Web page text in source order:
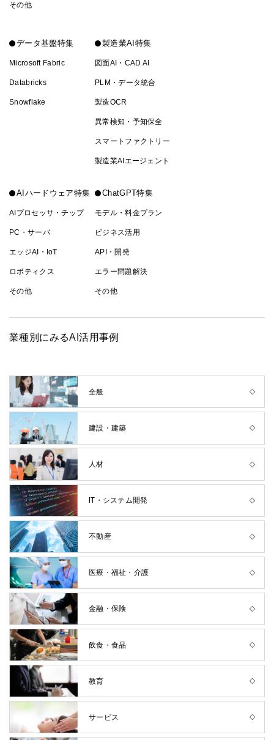
その他
データ基盤特集
Microsoft Fabric
Databricks
Snowflake
製造業AI特集
図面AI・CAD AI
PLM・データ統合
製造OCR
異常検知・予知保全
スマートファクトリー
製造業AIエージェント
AIハードウェア特集
AIプロセッサ・チップ
PC・サーバ
エッジAI・IoT
ロボティクス
その他
ChatGPT特集
モデル・料金プラン
ビジネス活用
API・開発
エラー問題解決
その他
業種別にみるAI活用事例
全般
建設・建築
人材
IT・システム開発
不動産
医療・福祉・介護
金融・保険
飲食・食品
教育
サービス